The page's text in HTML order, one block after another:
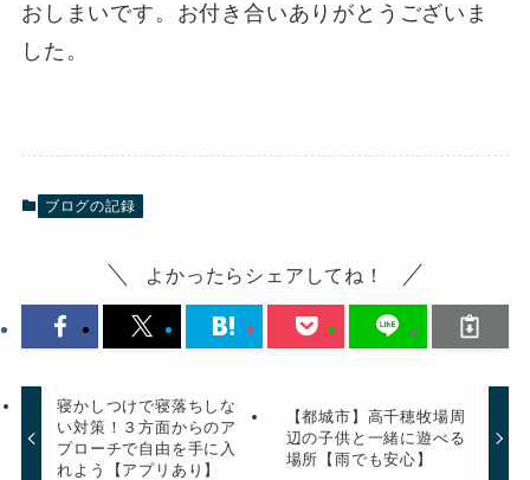
おしまいです。お付き合いありがとうございま
した。
ブログの記録
よかったらシェアしてね！
寝かしつけで寝落ちしな
い対策！３方面からのア
プローチで自由を手に入
れよう【アプリあり】
【都城市】高千穂牧場周
辺の子供と一緒に遊べる
場所【雨でも安心】